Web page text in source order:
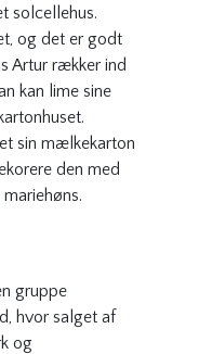
solcellehus.
og det er godt
Artur rækker ind
kan lime sine
sin mælkekarton
den med
gruppe
hvor salget af
og